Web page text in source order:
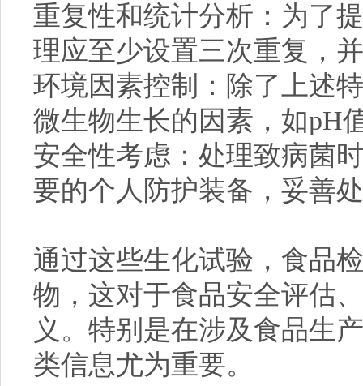
重复性和统计分析：为了
理应至少设置三次重复，
环境因素控制：除了上述
微生物生长的因素，如pH
安全性考虑：处理致病菌
要的个人防护装备，妥善
通过这些生化试验，食品
物，这对于食品安全评估
义。特别是在涉及食品生
类信息尤为重要。